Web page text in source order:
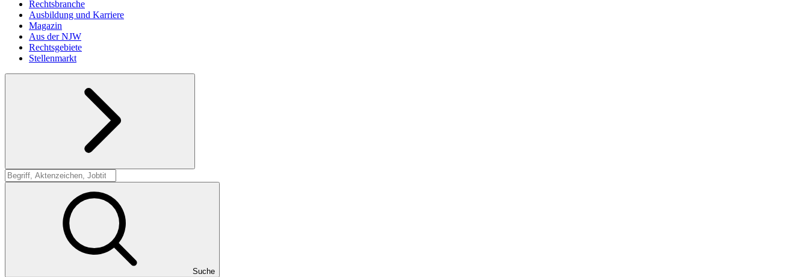
Rechtsbranche
Ausbildung und Karriere
Magazin
Aus der NJW
Rechtsgebiete
Stellenmarkt
Suche
Suche